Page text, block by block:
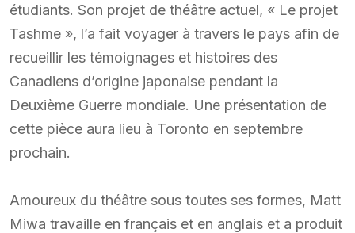
étudiants. Son projet de théâtre actuel, « Le projet
Tashme », l’a fait voyager à travers le pays afin de
recueillir les témoignages et histoires des
Canadiens d’origine japonaise pendant la
Deuxième Guerre mondiale. Une présentation de
cette pièce aura lieu à Toronto en septembre
prochain.
Amoureux du théâtre sous toutes ses formes, Matt
Miwa travaille en français et en anglais et a produit